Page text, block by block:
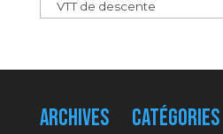
Archives Catégories